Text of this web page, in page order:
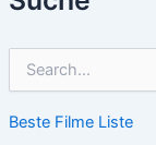
h
Beste Filme Liste